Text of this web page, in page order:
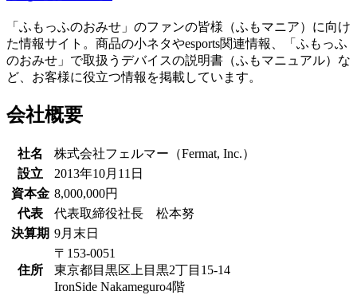
「ふもっふのおみせ」のファンの皆様（ふもマニア）に向け
た情報サイト。商品の小ネタやesports関連情報、「ふもっふ
のおみせ」で取扱うデバイスの説明書（ふもマニュアル）な
ど、お客様に役立つ情報を掲載しています。
会社概要
社名
株式会社フェルマー（Fermat, Inc.）
設立
2013年10月11日
資本金 8,000,000円
代表
代表取締役社長 松本努
決算期 9月末日
住所
〒153-0051
東京都目黒区上目黒2丁目15-14
IronSide Nakameguro4階